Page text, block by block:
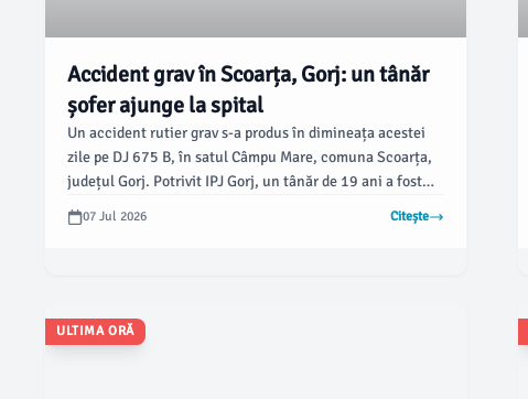
Accident grav în Scoarța, Gorj: un tânăr
șofer ajunge la spital
Un accident rutier grav s-a produs în dimineața acestei
zile pe DJ 675 B, în satul Câmpu Mare, comuna Scoarța,
județul Gorj. Potrivit IPJ Gorj, un tânăr de 19 ani a fost
transportat la spital în urma impactului puternic cu un
cap de pod, având nevoie de îngrijiri medicale de urgență.
07 Jul 2026 Citește
ULTIMA ORĂ